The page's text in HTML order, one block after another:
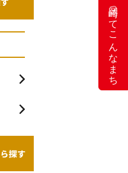
岡崎ってこんなまち